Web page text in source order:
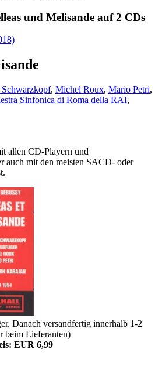
und Melisande auf 2 CDs
Schwarzkopf, Michel Roux, Mario Petri,
Sinfonica di Roma della RAI,
allen CD-Playern und
auch mit den meisten SACD- oder
Danach versandfertig innerhalb 1-2
beim Lieferanten)
EUR 6,99